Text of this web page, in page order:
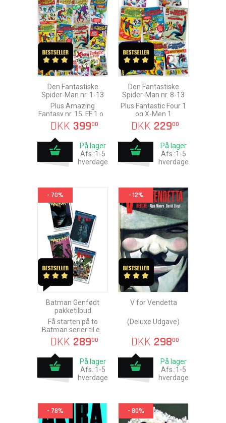
Den Fantastiske
Spider-Man nr. 1-13
Plus Amazing
Fantasy nr. 15, FF 1 og
X-Men 1
DKK 39900
På lager
Afs.:1-5
hverdage
Den Fantastiske
Spider-Man nr. 8-13
Plus Fantastic Four 1
og X-Men 1
DKK 22900
På lager
Afs.:1-5
hverdage
- 70%
Batman Genfødt
pakketilbud
Få starten på to
Batman serier til en
skarp pris
DKK 28900
På lager
Afs.:1-5
hverdage
- 12%
V for Vendetta
(Deluxe Udgave)
DKK 29800
På lager
Afs.:1-5
hverdage
- 78% - 80%